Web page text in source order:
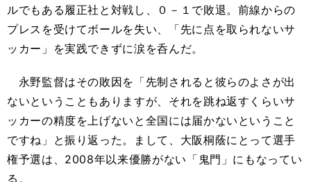
ルでもある履正社と対戦し、０－１で敗退。前線からの
プレスを受けてボールを失い、「先に点を取られないサ
ッカー」を実践できずに涙を呑んだ。
永野監督はその敗因を「先制されると彼らのよさが出
ないということもありますが、それを跳ね返すくらいサ
ッカーの精度を上げないと全国には届かないということ
ですね」と振り返った。まして、大阪桐蔭にとって選手
権予選は、2008年以来優勝がない「鬼門」にもなってい
る。